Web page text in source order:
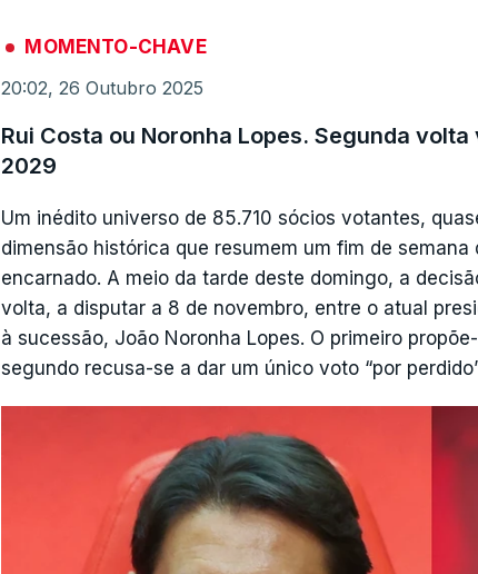
MOMENTO-CHAVE
20:02, 26 Outubro 2025
Rui Costa ou Noronha Lopes. Segunda
2029
Um inédito universo de 85.710 sócios votantes,
dimensão histórica que resumem um fim de
encarnado. A meio da tarde deste domingo, a
volta, a disputar a 8 de novembro, entre o atual
à sucessão, João Noronha Lopes. O primeiro
segundo recusa-se a dar um único voto “por